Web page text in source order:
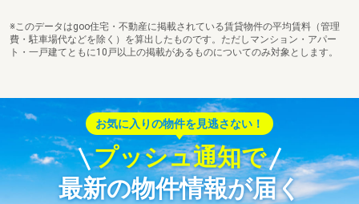
※このデータはgoo住宅・不動産に掲載されている賃貸物件の平均賃料（管理
費・駐車場代などを除く）を算出したものです。ただしマンション・アパー
ト・一戸建てともに10戸以上の掲載があるものについてのみ対象とします。
お気に入りの物件を見逃さない！
プッシュ通知で
最新の物件情報が届く